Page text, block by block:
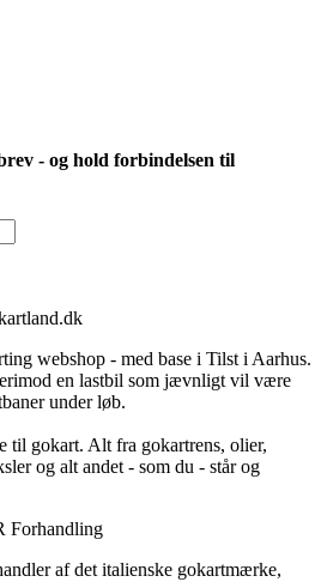
- og hold forbindelsen til
webshop - med base i Tilst i Aarhus.
en lastbil som jævnligt vil være
under løb.
til gokart. Alt fra gokartrens, olier,
og alt andet - som du - står og
Forhandling
af det italienske gokartmærke,